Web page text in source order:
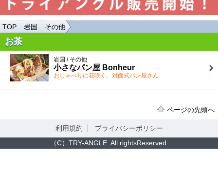
TOP 岩国 その他
お茶
岩国 / その他
小さなパン屋 Bonheur
おしゃべりに花咲く、対面式パン屋さん
ページの先頭へ
利用規約
プライバシーポリシー
（C）TRY-ANGLE. All rightsReserved.